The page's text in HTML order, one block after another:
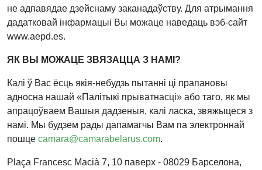
не адпавядае дзейснаму заканадаўству. Для атрымання
дадатковай інфармацыі Вы можаце наведаць вэб-сайт
www.aepd.es.
ЯК ВЫ МОЖАЦЕ ЗВЯЗАЦЦА З НАМІ?
Калі ў Вас ёсць якія-небудзь пытанні ці прапановы
адносна нашай «Палітыкі прыватнасці» або таго, як мы
апрацоўваем Вашыя дадзеныя, калі ласка, звяжыцеся з
намі. Мы будзем рады дапамагчы Вам па электроннай
пошце camara@camarabelarus.com.
Plaça Francesc Macià 7, 10 паверх - 08029 Барселона,